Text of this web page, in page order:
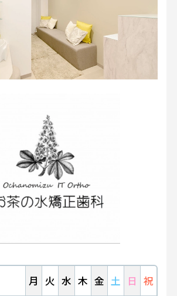
月 火 水 木 金 土 日 祝